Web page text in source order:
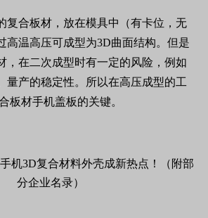
复合板材，放在模具中（有卡位，无
高温高压可成型为3D曲面结构。但是
，在二次成型时有一定的风险，例如
量产的稳定性。所以在高压成型的工
板材手机盖板的关键。